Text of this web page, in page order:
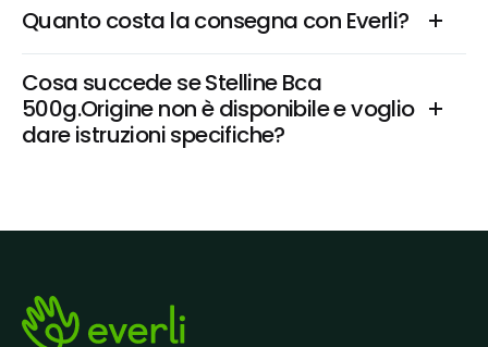
Quanto costa la consegna con Everli?
Cosa succede se Stelline Bca
500g.Origine non è disponibile e voglio
dare istruzioni specifiche?